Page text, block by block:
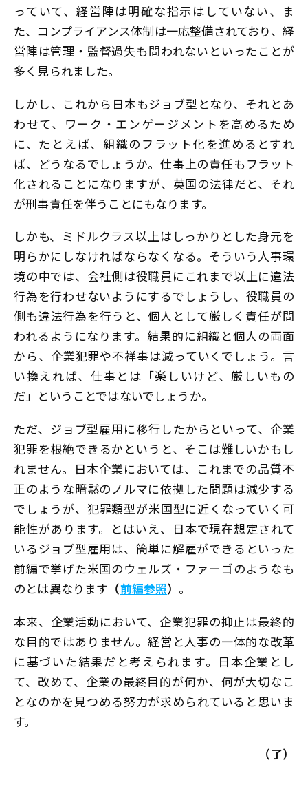
っていて、経営陣は明確な指示はしていない、ま
た、コンプライアンス体制は一応整備されており、経
営陣は管理・監督過失も問われないといったことが
多く見られました。
しかし、これから日本もジョブ型となり、それとあ
わせて、ワーク・エンゲージメントを高めるため
に、たとえば、組織のフラット化を進めるとすれ
ば、どうなるでしょうか。仕事上の責任もフラット
化されることになりますが、英国の法律だと、それ
が刑事責任を伴うことにもなります。
しかも、ミドルクラス以上はしっかりとした身元を
明らかにしなければならなくなる。そういう人事環
境の中では、会社側は役職員にこれまで以上に違法
行為を行わせないようにするでしょうし、役職員の
側も違法行為を行うと、個人として厳しく責任が問
われるようになります。結果的に組織と個人の両面
から、企業犯罪や不祥事は減っていくでしょう。言
い換えれば、仕事とは「楽しいけど、厳しいもの
だ」ということではないでしょうか。
ただ、ジョブ型雇用に移行したからといって、企業
犯罪を根絶できるかというと、そこは難しいかもし
れません。日本企業においては、これまでの品質不
正のような暗黙のノルマに依拠した問題は減少する
でしょうが、犯罪類型が米国型に近くなっていく可
能性があります。とはいえ、日本で現在想定されて
いるジョブ型雇用は、簡単に解雇ができるといった
前編で挙げた米国のウェルズ・ファーゴのようなも
のとは異なります （前編参照） 。
本来、企業活動において、企業犯罪の抑止は最終的
な目的ではありません。経営と人事の一体的な改革
に基づいた結果だと考えられます。日本企業とし
て、改めて、企業の最終目的が何か、何が大切なこ
となのかを見つめる努力が求められていると思いま
す。
（了）